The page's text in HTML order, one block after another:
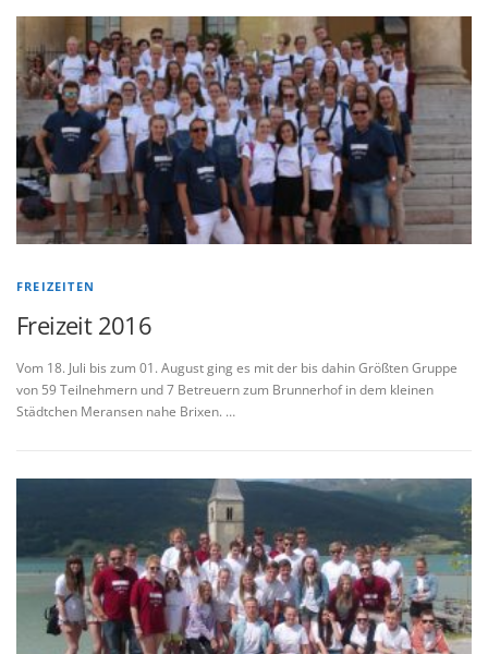
FREIZEITEN
Freizeit 2016
Vom 18. Juli bis zum 01. August ging es mit der bis dahin Größten Gruppe
von 59 Teilnehmern und 7 Betreuern zum Brunnerhof in dem kleinen
Städtchen Meransen nahe Brixen. …